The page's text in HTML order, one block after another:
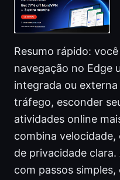
Resumo rápido:
navegação no Edge
integrada ou
tráfego, esconder
atividades online
combina
de privacidade
com passos